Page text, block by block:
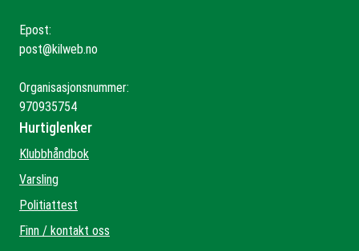
Epost:
post@kilweb.no
Organisasjonsnummer:
970935754
Hurtiglenker
Klubbhåndbok
Varsling
Politiattest
Finn / kontakt oss